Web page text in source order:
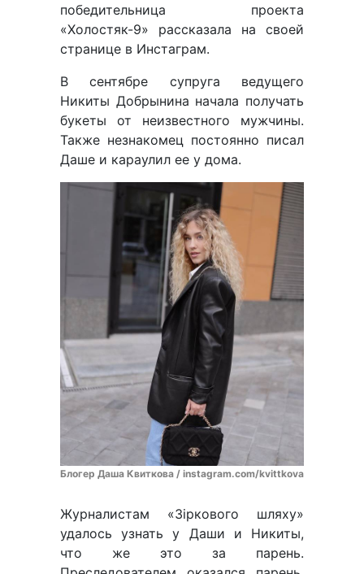
победительница проекта
«Холостяк-9» рассказала на своей
странице в Инстаграм.
В сентябре супруга ведущего
Никиты Добрынина начала получать
букеты от неизвестного мужчины.
Также незнакомец постоянно писал
Даше и караулил ее у дома.
Блогер Даша Квиткова / instagram.com/kvittkova
Журналистам «Зіркового шляху»
удалось узнать у Даши и Никиты,
что же это за парень.